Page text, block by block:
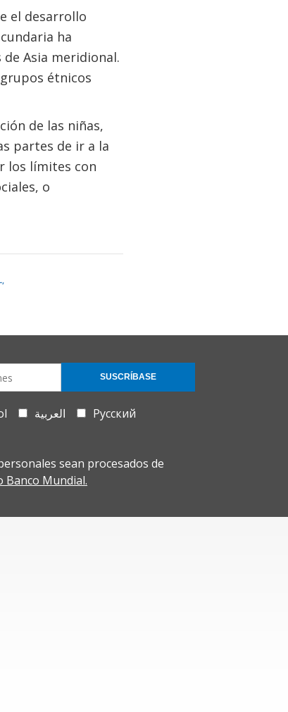
el desarrollo
ha
Asia meridional.
étnicos
de las niñas,
partes de ir a la
los límites con
o
العربية
Русский
sean procesados de
Banco Mundial.
SUSCRÍBASE